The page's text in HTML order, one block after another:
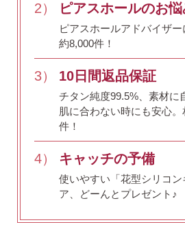
2） ピアスホールのお
ピアスホールアドバイザ
約8,000件！
3） 10日間返品保証
チタン純度99.5%、素材に
肌に合わない時にも安心
件！
4） キャッチの予備
使いやすい「花型シリコ
ア、どーんとプレゼント♪